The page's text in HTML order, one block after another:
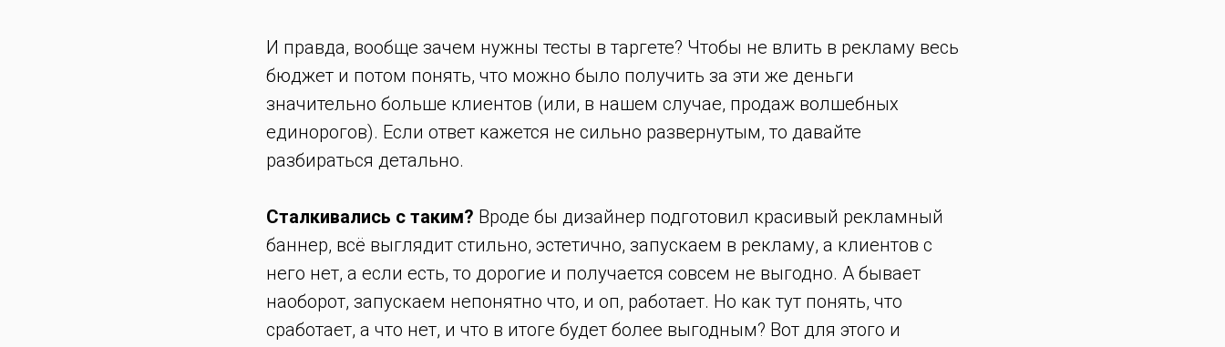
И правда, вообще зачем нужны тесты в таргете? Чтобы не влить в рекламу весь
бюджет и потом понять, что можно было получить за эти же деньги
значительно больше клиентов (или, в нашем случае, продаж волшебных
единорогов). Если ответ кажется не сильно развернутым, то давайте
разбираться детально.
Сталкивались с таким? Вроде бы дизайнер подготовил красивый рекламный
баннер, всё выглядит стильно, эстетично, запускаем в рекламу, а клиентов с
него нет, а если есть, то дорогие и получается совсем не выгодно. А бывает
наоборот, запускаем непонятно что, и оп, работает. Но как тут понять, что
сработает, а что нет, и что в итоге будет более выгодным? Вот для этого и